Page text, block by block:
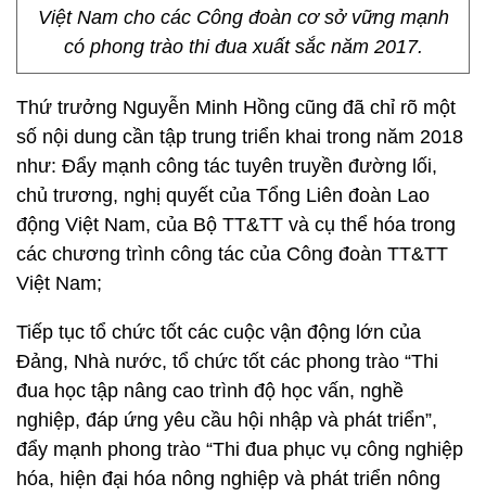
Việt Nam cho các Công đoàn cơ sở vững mạnh
có phong trào thi đua xuất sắc năm 2017.
Thứ trưởng Nguyễn Minh Hồng cũng đã chỉ rõ một
số nội dung cần tập trung triển khai trong năm 2018
như: Đẩy mạnh công tác tuyên truyền đường lối,
chủ trương, nghị quyết của Tổng Liên đoàn Lao
động Việt Nam, của Bộ TT&TT và cụ thể hóa trong
các chương trình công tác của Công đoàn TT&TT
Việt Nam;
Tiếp tục tổ chức tốt các cuộc vận động lớn của
Đảng, Nhà nước, tổ chức tốt các phong trào “Thi
đua học tập nâng cao trình độ học vấn, nghề
nghiệp, đáp ứng yêu cầu hội nhập và phát triển”,
đẩy mạnh phong trào “Thi đua phục vụ công nghiệp
hóa, hiện đại hóa nông nghiệp và phát triển nông